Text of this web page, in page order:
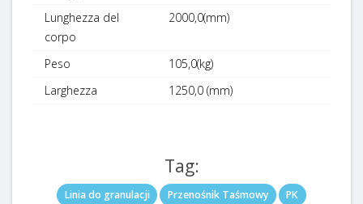
Lunghezza del
corpo
2000,0(mm)
Peso
105,0(kg)
Larghezza
1250,0 (mm)
Tag:
Linia do granulacji Przenośnik Taśmowy
PK